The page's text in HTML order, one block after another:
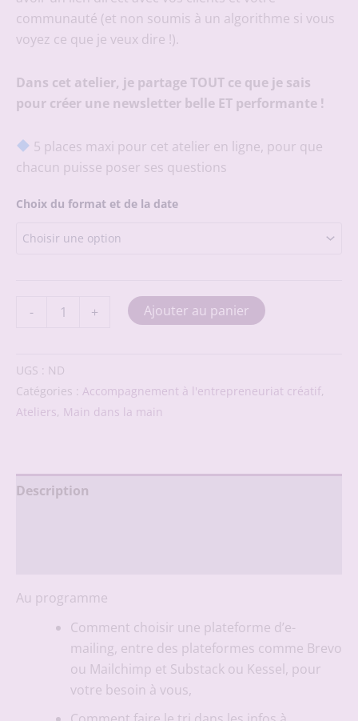
10,00 €.7,00 €.
communauté (et non soumis à un algorithme si vous
voyez ce que je veux dire !).
Dans cet atelier, je partage TOUT ce que je sais
pour créer une newsletter belle ET performante !
5 places maxi pour cet atelier en ligne, pour que
chacun puisse poser ses questions
Choix du format et de la date
-
newsletter
attractive
-
Atelier
+ Ajouter au panier
UGS : ND
Catégories : Accompagnement à l'entrepreneuriat créatif,
Ateliers, Main dans la main
Description
Au programme
Comment choisir une plateforme d’e-
mailing, entre des plateformes comme Brevo
ou Mailchimp et Substack ou Kessel, pour
votre besoin à vous,